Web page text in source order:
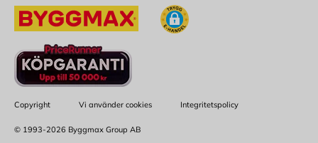
Copyright Vi använder cookies Integritetspolicy
© 1993-2026 Byggmax Group AB